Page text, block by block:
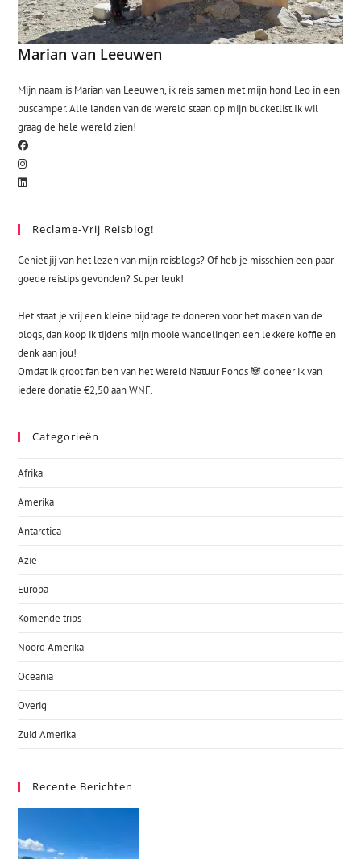
Marian van Leeuwen
Mijn naam is Marian van Leeuwen, ik reis samen met mijn hond Leo in een
buscamper. Alle landen van de wereld staan op mijn bucketlist.Ik wil
graag de hele wereld zien!
Reclame-Vrij Reisblog!
Geniet jij van het lezen van mijn reisblogs? Of heb je misschien een paar
goede reistips gevonden? Super leuk!
Het staat je vrij een kleine bijdrage te doneren voor het maken van de
blogs, dan koop ik tijdens mijn mooie wandelingen een lekkere koffie en
denk aan jou!
Omdat ik groot fan ben van het Wereld Natuur Fonds 🐼 doneer ik van
iedere donatie €2,50 aan WNF.
Categorieën
Afrika
Amerika
Antarctica
Azië
Europa
Komende trips
Noord Amerika
Oceania
Overig
Zuid Amerika
Recente Berichten